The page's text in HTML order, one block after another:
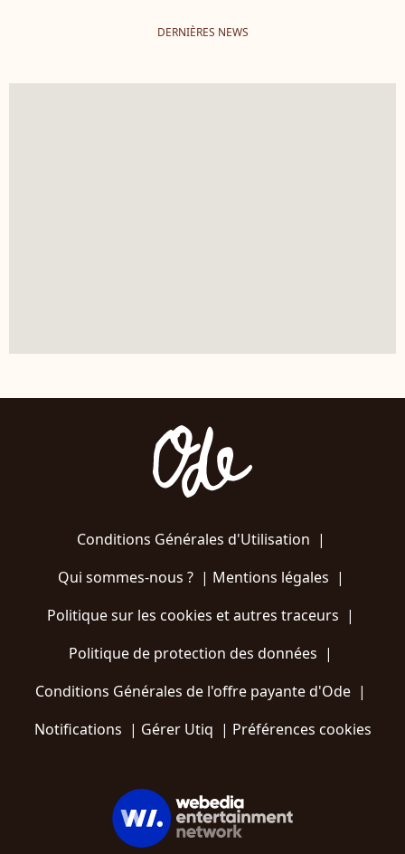
DERNIÈRES NEWS
Conditions Générales d'Utilisation |
Qui sommes-nous ?| Mentions légales |
Politique sur les cookies et autres traceurs |
Politique de protection des données |
Conditions Générales de l'offre payante d'Ode |
Notifications | Gérer Utiq | Préférences cookies